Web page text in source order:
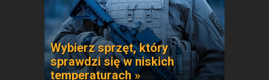
Wybierz sprzęt, który
sprawdzi się w niskich
temperaturach »